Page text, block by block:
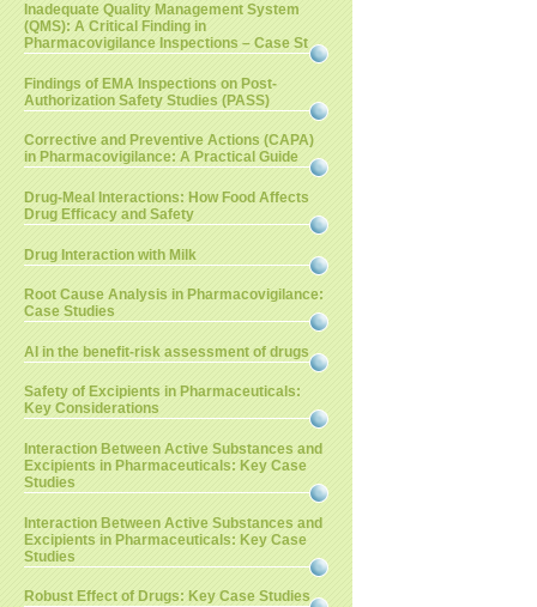
Inadequate Quality Management System
(QMS): A Critical Finding in
Pharmacovigilance Inspections – Case St
Findings of EMA Inspections on Post-
Authorization Safety Studies (PASS)
Corrective and Preventive Actions (CAPA)
in Pharmacovigilance: A Practical Guide
Drug-Meal Interactions: How Food Affects
Drug Efficacy and Safety
Drug Interaction with Milk
Root Cause Analysis in Pharmacovigilance:
Case Studies
AI in the benefit-risk assessment of drugs
Safety of Excipients in Pharmaceuticals:
Key Considerations
Interaction Between Active Substances and
Excipients in Pharmaceuticals: Key Case
Studies
Interaction Between Active Substances and
Excipients in Pharmaceuticals: Key Case
Studies
Robust Effect of Drugs: Key Case Studies